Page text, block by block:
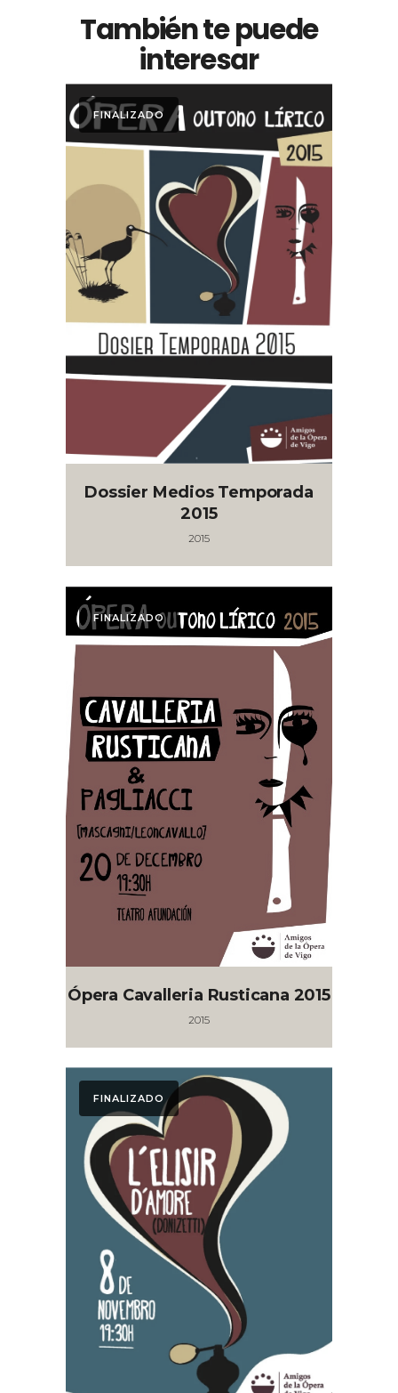
También te puede
interesar
FINALIZADO
Dossier Medios Temporada
2015
2015
FINALIZADO
Ópera Cavalleria Rusticana 2015
2015
FINALIZADO